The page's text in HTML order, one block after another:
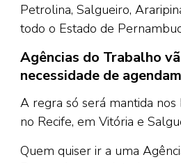
Petrolina, Salgueiro,
todo o Estado de
Agências do Trabalho
necessidade de
A regra só será mantida nos
no Recife, em Vitória e
Quem quiser ir a uma